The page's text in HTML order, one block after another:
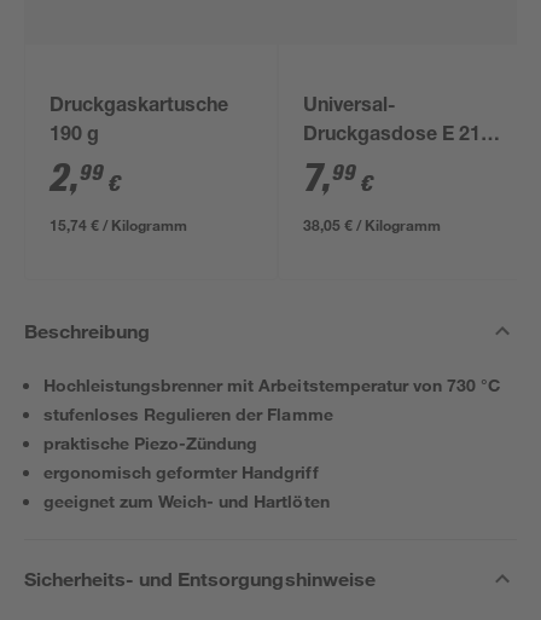
Druckgaskartusche
190 g
2,99 €
15,74 € / Kilogramm
Universal-
Druckgasdose E 210
G
7,99 €
38,05 € / Kilogramm
Beschreibung
Hochleistungsbrenner mit Arbeitstemperatur von 730 °C
stufenloses Regulieren der Flamme
praktische Piezo-Zündung
ergonomisch geformter Handgriff
geeignet zum Weich- und Hartlöten
Sicherheits- und Entsorgungshinweise